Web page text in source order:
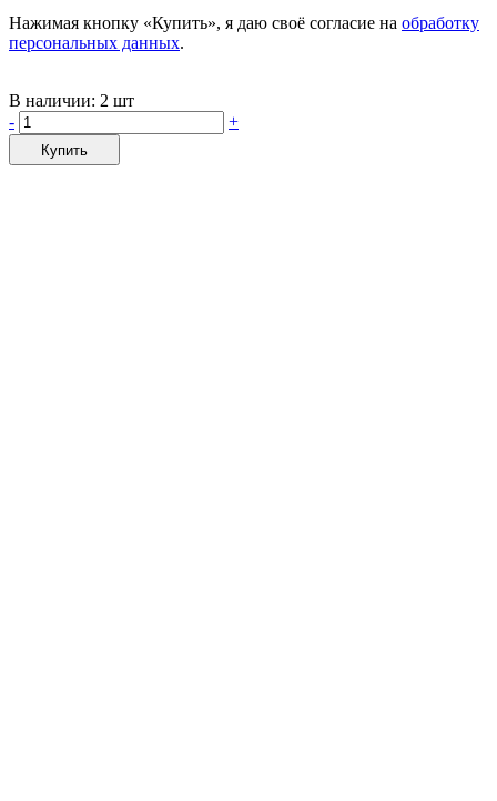
Нажимая кнопку «Купить», я даю своё согласие на обработку
персональных данных.
В наличии: 2 шт
-
+
Купить